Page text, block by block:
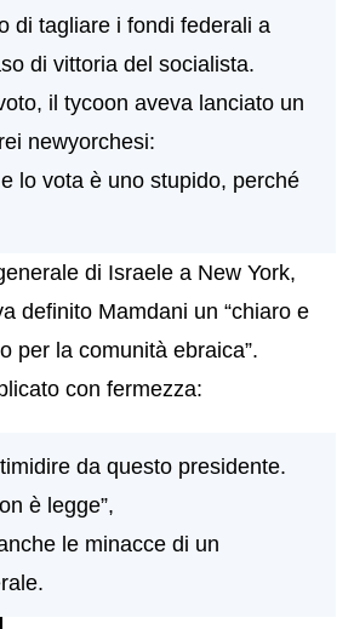
di tagliare i fondi federali a
di vittoria del socialista.
il tycoon aveva lanciato un
newyorchesi:
lo vota è uno stupido, perché
di Israele a New York,
definito Mamdani un “chiaro e
per la comunità ebraica”.
con fermezza:
da questo presidente.
è legge”,
le minacce di un